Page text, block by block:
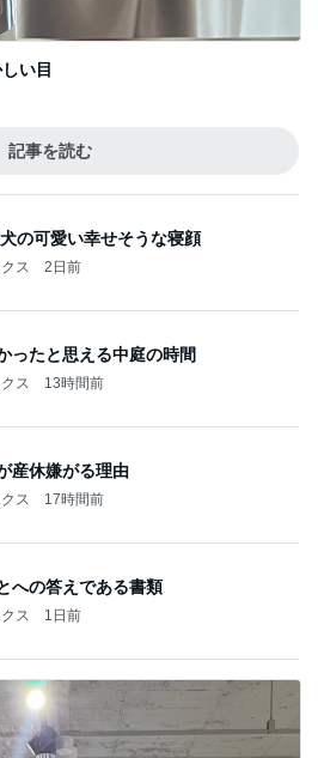
い目
記事を読む
の可愛い幸せそうな寝顔
ス 2日前
ったと思える中庭の時間
ス 13時間前
産休嫌がる理由
ス 17時間前
への答えである書類
ス 1日前